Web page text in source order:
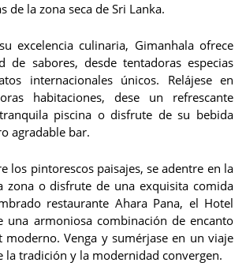
de la zona seca de Sri Lanka.
excelencia culinaria, Gimanhala ofrece
de sabores, desde tentadoras especias
internacionales únicos. Relájese en
habitaciones, dese un refrescante
piscina o disfrute de su bebida
agradable bar.
los pintorescos paisajes, se adentre en la
zona o disfrute de una exquisita comida
restaurante Ahara Pana, el Hotel
una armoniosa combinación de encanto
Venga y sumérjase en un viaje
la tradición y la modernidad convergen.